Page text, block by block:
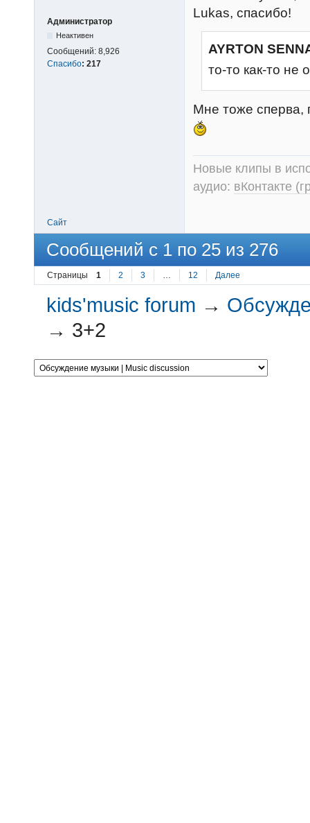
Администратор
Неактивен
Сообщений: 8,926
Спасибо: 217
Lukas, спасибо!
AYRTON
то-то как-то не
Мне тоже сперва,
Новые клипы в
аудио: вКонтакте
Сайт
Сообщений с 1 по 25 из 276
Страницы 1 2 3 12 Далее
kids'music forum →
→ 3+2